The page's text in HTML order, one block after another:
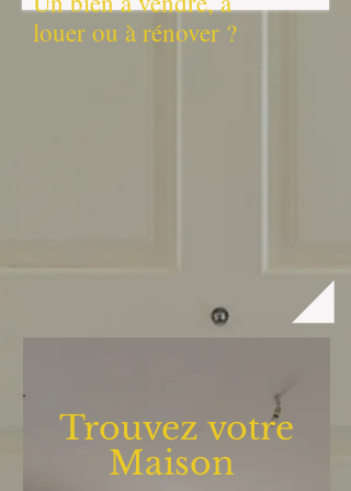
louer ou à rénover ?
Trouvez votre
Maison